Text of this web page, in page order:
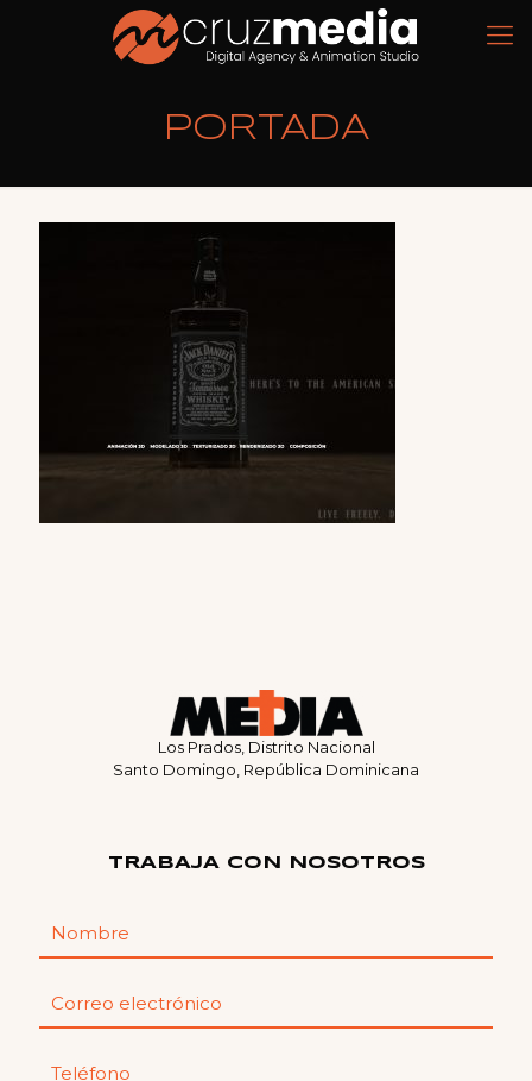
PORTADA
Los Prados, Distrito Nacional
Santo Domingo, República Dominicana
TRABAJA CON NOSOTROS